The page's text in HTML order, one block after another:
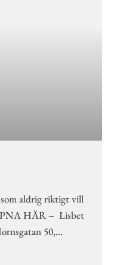
aldrig riktigt vill
HÄR – Lisbet
50,…